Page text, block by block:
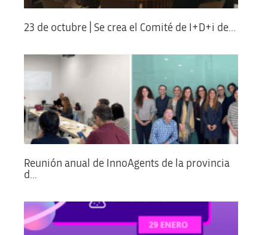
23 de octubre | Se crea el Comité de I+D+i de...
Reunión anual de InnoAgents de la provincia
d...